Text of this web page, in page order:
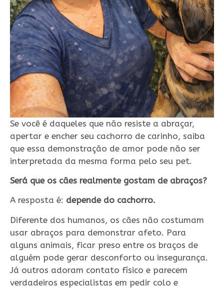
Se você é daqueles que não resiste a abraçar,
apertar e encher seu cachorro de carinho, saiba
que essa demonstração de amor pode não ser
interpretada da mesma forma pelo seu pet.
Será que os cães realmente gostam de abraços?
A resposta é: depende do cachorro.
Diferente dos humanos, os cães não costumam
usar abraços para demonstrar afeto. Para
alguns animais, ficar preso entre os braços de
alguém pode gerar desconforto ou insegurança.
Já outros adoram contato físico e parecem
verdadeiros especialistas em pedir colo e